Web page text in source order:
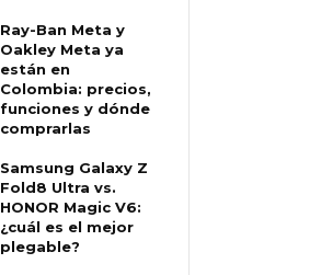
Ray-Ban Meta y
Oakley Meta ya
están en
Colombia: precios,
funciones y dónde
comprarlas
Samsung Galaxy Z
Fold8 Ultra vs.
HONOR Magic V6:
¿cuál es el mejor
plegable?